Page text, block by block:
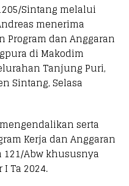
Sintang melalui
menerima
dan Anggaran
di Makodim
Tanjung Puri,
Sintang, Selasa
serta
Kerja dan Anggaran
121/Abw khususnya
Ta 2024.